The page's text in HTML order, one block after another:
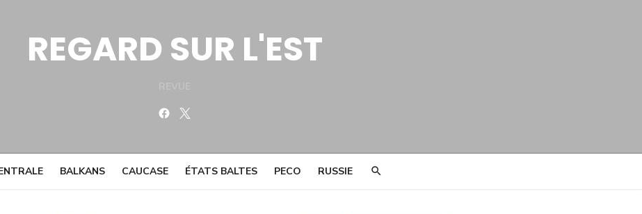
REGARD SUR L'EST
Facebook
BALKANS CAUCASE ÉTATS BALTES PECO RUSSIE